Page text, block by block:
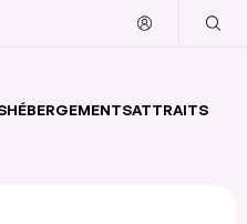
HÉBERGEMENTSATTRAITS